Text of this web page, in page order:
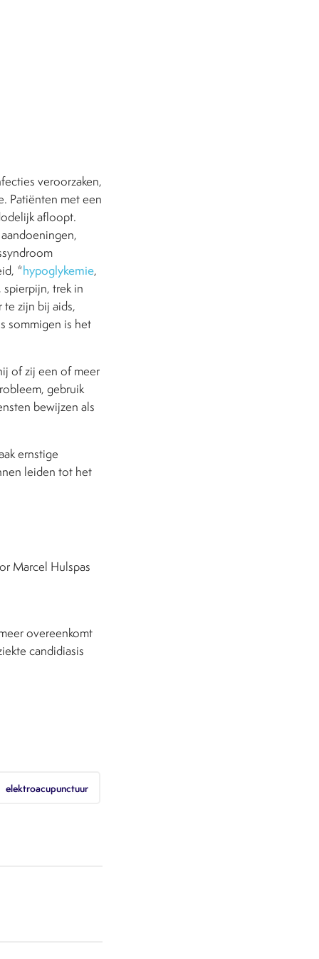
veroorzaken,
Patiënten met een
afloopt.
*hypoglykemie,
trek in
zijn bij aids,
sommigen is het
of zij een of meer
gebruik
bewijzen als
ernstige
leiden tot het
Marcel Hulspas
overeenkomt
candidiasis
elektroacupunctuur